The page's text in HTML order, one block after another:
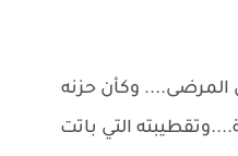
وكأن حزنه
التي باتت